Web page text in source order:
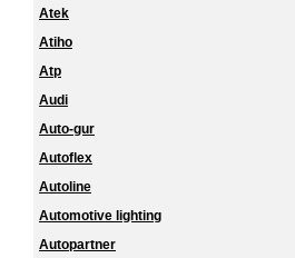
Atek
Atiho
Atp
Audi
Auto-gur
Autoflex
Autoline
Automotive lighting
Autopartner